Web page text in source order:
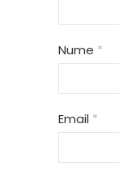
Nume *
Email *